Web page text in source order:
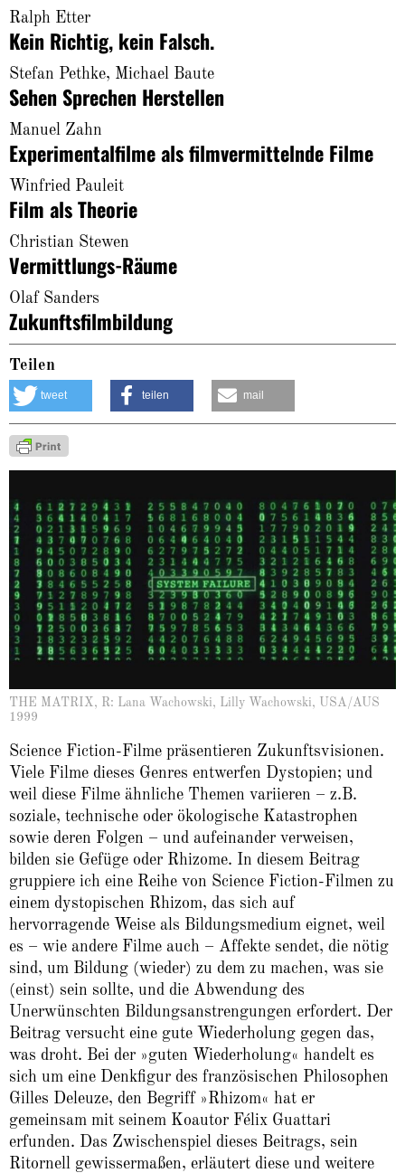
THE MATRIX, R: Lana Wachowski, Lilly Wachowski, USA/AUS
1999
Science Fiction-Filme präsentieren Zukunftsvisionen.
Viele Filme dieses Genres entwerfen Dystopien; und
weil diese Filme ähnliche Themen variieren – z.B.
soziale, technische oder ökologische Katastrophen
sowie deren Folgen – und aufeinander verweisen,
bilden sie Gefüge oder Rhizome. In diesem Beitrag
gruppiere ich eine Reihe von Science Fiction-Filmen zu
einem dystopischen Rhizom, das sich auf
hervorragende Weise als Bildungsmedium eignet, weil
es – wie andere Filme auch – Affekte sendet, die nötig
sind, um Bildung (wieder) zu dem zu machen, was sie
(einst) sein sollte, und die Abwendung des
Unerwünschten Bildungsanstrengungen erfordert. Der
Beitrag versucht eine gute Wiederholung gegen das,
was droht. Bei der »guten Wiederholung« handelt es
sich um eine Denkfigur des französischen Philosophen
Gilles Deleuze, den Begriff »Rhizom« hat er
gemeinsam mit seinem Koautor Félix Guattari
erfunden. Das Zwischenspiel dieses Beitrags, sein
Ritornell gewissermaßen, erläutert diese und weitere
Ralph Etter
Kein Richtig, kein Falsch.
Stefan Pethke, Michael Baute
Sehen Sprechen Herstellen
Manuel Zahn
Experimentalfilme als filmvermittelnde Filme
Winfried Pauleit
Film als Theorie
Christian Stewen
Vermittlungs-Räume
Olaf Sanders
Zukunftsfilmbildung
Teilen
tweet teilen mail